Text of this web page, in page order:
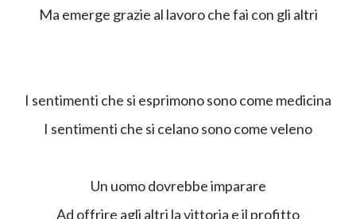
Ma emerge grazie al lavoro che fai con gli altri
I sentimenti che si esprimono sono come medicina
I sentimenti che si celano sono come veleno
Un uomo dovrebbe imparare
Ad offrire agli altri la vittoria e il profitto